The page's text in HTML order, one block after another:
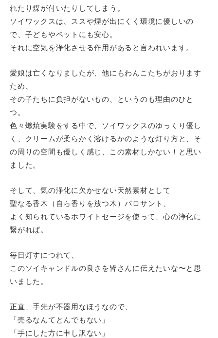
れたり煤が付いたりしてしまう。
ソイワックスは、ススや煙が出にくく環境に優しいの
で、子どもやペットにも安心。
それに空気を浄化させる作用があると言われいます。
愛娘は亡くなりましたが、他にもわんこたちがおります
ため、
その子たちに負担がないもの、というのも理由のひと
つ。
色々燃焼実験をする中で、ソイワックスのゆっくり優し
く、クリームが柔らかく溶けるかのような灯り方と、そ
の周りの空間も優しく感じ、この素材しかない！と思い
ました。
そして、気の浄化に欠かせない天然素材として
聖なる香木（自ら香りを放つ木）パロサント、
よく知られているホワイトセージを使って、心の浄化に
繋がれば。
毎日灯すにつれて、
このソイキャンドルの良さを皆さんに伝えたいな〜と思
いました。
正直、手先が不器用なほうなので、
「売るなんてとんでもない」
「手にした方に申し訳ない」